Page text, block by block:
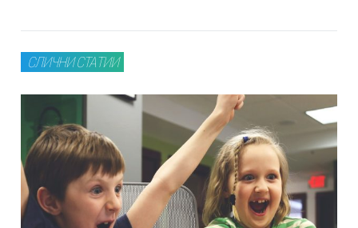
СЛИЧНИ СТАТИИ